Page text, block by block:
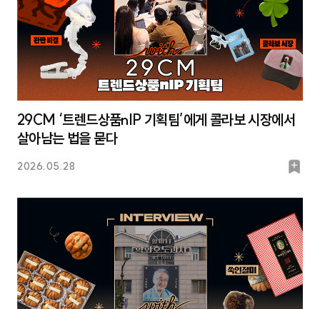
29CM ‘트렌드상품nIP 기획팀’에게 콜라보 시장에서
살아남는 법을 묻다
2026.05.28
북
크